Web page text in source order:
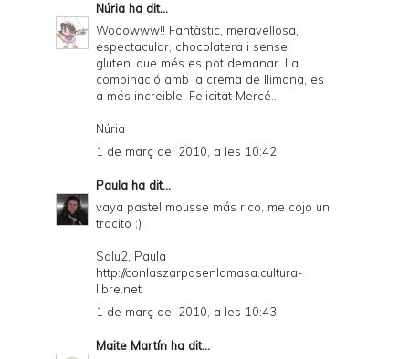
Núria ha dit...
Wooowww!! Fantàstic, meravellosa,
espectacular, chocolatera i sense
gluten..que més es pot demanar. La
combinació amb la crema de llimona, es
a més increible. Felicitat Mercé..
Núria
1 de març del 2010, a les 10:42
Paula ha dit...
vaya pastel mousse más rico, me cojo un
trocito ;)
Salu2, Paula
http://conlaszarpasenlamasa.cultura-
libre.net
1 de març del 2010, a les 10:43
Maite Martín ha dit...